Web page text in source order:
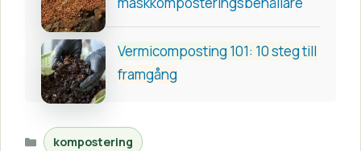
Vermicomposting 101: 10 steg till
framgång
Kategorier
kompostering